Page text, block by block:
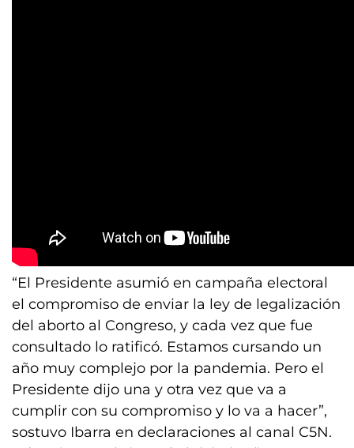
“El Presidente asumió en campaña electoral
el compromiso de enviar la ley de legalización
del aborto al Congreso, y cada vez que fue
consultado lo ratificó. Estamos cursando un
año muy complejo por la pandemia. Pero el
Presidente dijo una y otra vez que va a
cumplir con su compromiso y lo va a hacer”,
sostuvo Ibarra en declaraciones al canal C5N.